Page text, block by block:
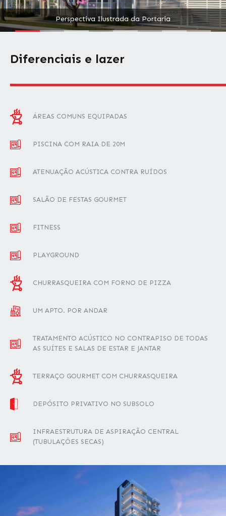
Perspectiva Ilustrada da Portaria
Diferenciais e lazer
ÁREAS COMUNS EQUIPADAS
PISCINA COM RAIA DE 20M
ATENUAÇÃO ACÚSTICA CONTRA RUÍDOS
SALÃO DE FESTAS GOURMET
FITNESS
PLAYGROUND
CHURRASQUEIRA COM FORNO DE PIZZA
UM APTO. POR ANDAR
TRATAMENTO ACÚSTICO NO CONTRAPISO DE TODAS
AS SUÍTES E SALAS DE ESTAR E JANTAR
TERRAÇO GOURMET COM CHURRASQUEIRA
DEPÓSITO PRIVATIVO NO SUBSOLO
INFRAESTRUTURA DE ASPIRAÇÃO CENTRAL
(TUBULAÇÕES SECAS)